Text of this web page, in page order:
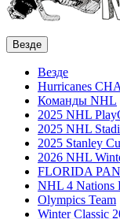
Везде
Везде
Hurricanes
Команды NHL
2025 NHL
2025 NHL
2025 Stanley
2026 NHL
FLORIDA
NHL 4 Nations
Olympics Team
Winter Classic